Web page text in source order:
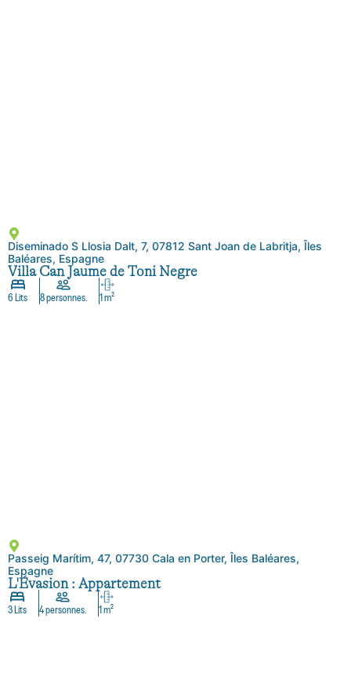
Diseminado S Llosia Dalt, 7, 07812 Sant Joan de Labritja, Îles
Baléares, Espagne
Villa Can Jaume de Toni Negre
6 Lits 8 personnes. 1 m²
Passeig Marítim, 47, 07730 Cala en Porter, Îles Baléares,
Espagne
L'Évasion : Appartement
3 Lits 4 personnes. 1 m²